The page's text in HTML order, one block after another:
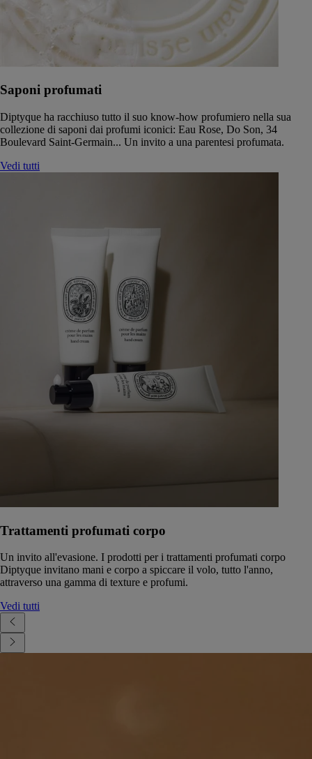
Saponi profumati
Diptyque ha racchiuso tutto il suo know-how profumiero nella sua
collezione di saponi dai profumi iconici: Eau Rose, Do Son, 34
Boulevard Saint-Germain... Un invito a una parentesi profumata.
Vedi tutti
Trattamenti profumati corpo
Un invito all'evasione. I prodotti per i trattamenti profumati corpo
Diptyque invitano mani e corpo a spiccare il volo, tutto l'anno,
attraverso una gamma di texture e profumi.
Vedi tutti